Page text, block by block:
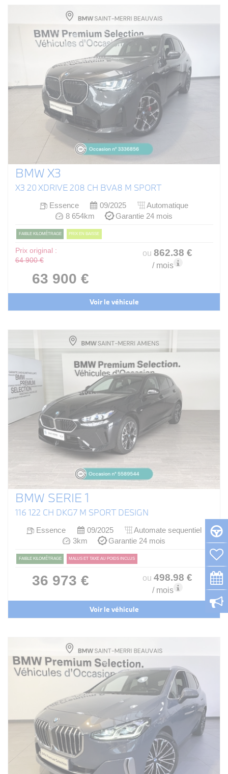
BMW X3
X3 20 XDRIVE 208 CH BVA8 M SPORT
Essence 09/2025
Automatique
8 654km
Garantie 24 mois
FAIBLE KILOMÉTRAGE PRIX EN BAISSE
Prix original :
64 900 €
63 900 €
ou 862.38 €
/ mois
Voir le véhicule
BMW SERIE 1
116 122 CH DKG7 M SPORT DESIGN
Essence 09/2025
Automate sequentiel
3km
Garantie 24 mois
FAIBLE KILOMÉTRAGE MALUS ET TAXE AU POIDS INCLUS
36 973 € ou 498.98 €
/ mois
Voir le véhicule